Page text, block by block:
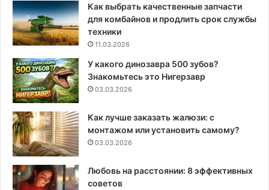
Как выбрать качественные запчасти
для комбайнов и продлить срок службы
техники
11.03.2026
У какого динозавра 500 зубов?
Знакомьтесь это Нигерзавр
03.03.2026
Как лучше заказать жалюзи: с
монтажом или установить самому?
03.03.2026
Любовь на расстоянии: 8 эффективных
советов